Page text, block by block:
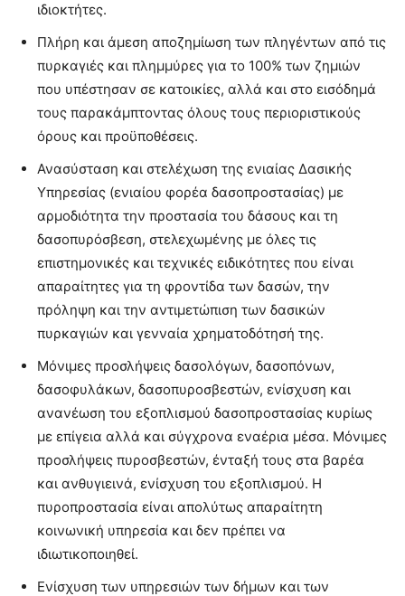
ιδιοκτήτες.
Πλήρη και άμεση αποζημίωση των πληγέντων από τις
πυρκαγιές και πλημμύρες για το 100% των ζημιών
που υπέστησαν σε κατοικίες, αλλά και στο εισόδημά
τους παρακάμπτοντας όλους τους περιοριστικούς
όρους και προϋποθέσεις.
Ανασύσταση και στελέχωση της ενιαίας Δασικής
Υπηρεσίας (ενιαίου φορέα δασοπροστασίας) με
αρμοδιότητα την προστασία του δάσους και τη
δασοπυρόσβεση, στελεχωμένης με όλες τις
επιστημονικές και τεχνικές ειδικότητες που είναι
απαραίτητες για τη φροντίδα των δασών, την
πρόληψη και την αντιμετώπιση των δασικών
πυρκαγιών και γενναία χρηματοδότησή της.
Μόνιμες προσλήψεις δασολόγων, δασοπόνων,
δασοφυλάκων, δασοπυροσβεστών, ενίσχυση και
ανανέωση του εξοπλισμού δασοπροστασίας κυρίως
με επίγεια αλλά και σύγχρονα εναέρια μέσα. Μόνιμες
προσλήψεις πυροσβεστών, ένταξή τους στα βαρέα
και ανθυγιεινά, ενίσχυση του εξοπλισμού. Η
πυροπροστασία είναι απολύτως απαραίτητη
κοινωνική υπηρεσία και δεν πρέπει να
ιδιωτικοποιηθεί.
Ενίσχυση των υπηρεσιών των δήμων και των